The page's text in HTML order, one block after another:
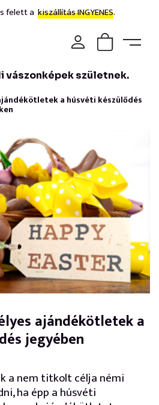
felett a kiszállítás INGYENES.
vászonképek születnek.
a húsvéti készülődés
ajándékötletek a
jegyében
a nem titkolt célja némi
ha épp a húsvéti